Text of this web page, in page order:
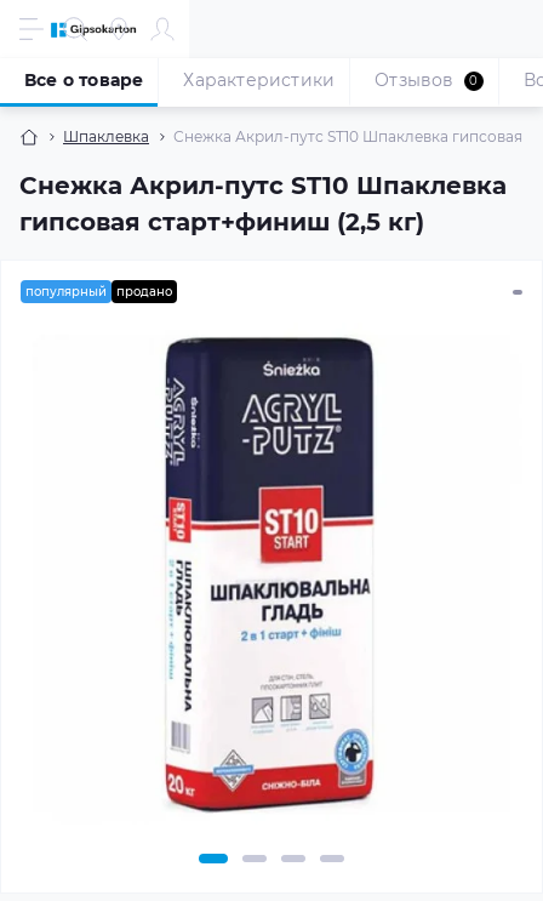
Шпаклевка Снежка Акрил-путс ST10 Шпаклевка гипсовая
Снежка Акрил-путс ST10 Шпаклевка
гипсовая старт+финиш (2,5 кг)
Все о товаре Характеристики Отзывов 0
популярный продано